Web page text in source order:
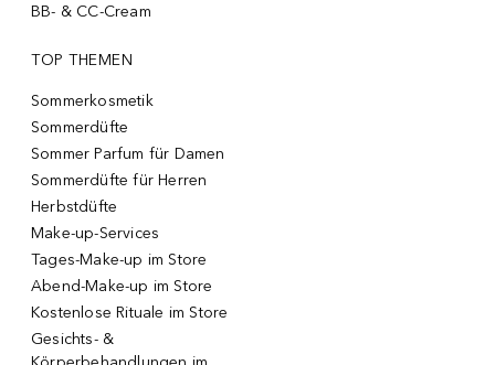
BB- & CC-Cream
TOP THEMEN
Sommerkosmetik
Sommerdüfte
Sommer Parfum für Damen
Sommerdüfte für Herren
Herbstdüfte
Make-up-Services
Tages-Make-up im Store
Abend-Make-up im Store
Kostenlose Rituale im Store
Gesichts- &